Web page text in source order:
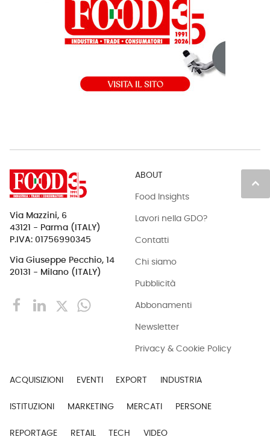
keyboard_arrow_up
Via Mazzini, 6
43121 - Parma (ITALY)
P.IVA: 01756990345
Via Giuseppe Pecchio, 14
20131 - Milano (ITALY)
ABOUT
Food Insights
Lavori nella GDO?
Contatti
Chi siamo
Pubblicità
Abbonamenti
Newsletter
Privacy & Cookie Policy
ACQUISIZIONI EVENTI EXPORT INDUSTRIA
ISTITUZIONI MARKETING MERCATI PERSONE
REPORTAGE RETAIL TECH VIDEO